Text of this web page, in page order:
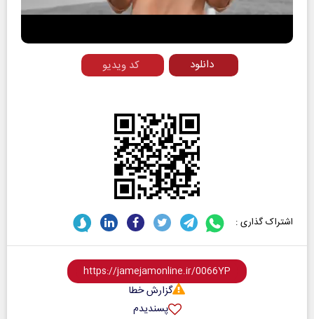
Video
کد ویدیو دانلود
اشتراک گذاری :
گزارش خطا
پسندیدم